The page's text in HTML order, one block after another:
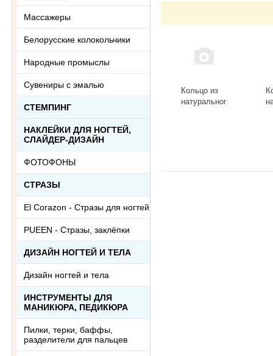
Кольцо из
натурального
Массажеры
Белорусские колокольчики
Народные промыслы
Сувениры с эмалью
СТЕМПИНГ
НАКЛЕЙКИ ДЛЯ НОГТЕЙ,
СЛАЙДЕР-ДИЗАЙН
ФОТОФОНЫ
СТРАЗЫ
El Corazon - Стразы для ногтей
PUEEN - Cтразы, заклёпки
ДИЗАЙН НОГТЕЙ И ТЕЛА
Дизайн ногтей и тела
ИНСТРУМЕНТЫ ДЛЯ
МАНИКЮРА, ПЕДИКЮРА
Пилки, терки, баффы,
разделители для пальцев